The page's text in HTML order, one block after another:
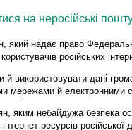
на неросійські
який надає право
російських
використовувати дані
мережами й електронними
яким небайдужа безпека
ресурсів